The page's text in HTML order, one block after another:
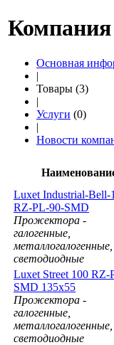
Компания
Основная
|
Товары (3)
|
Услуги (0)
|
Новости
Luxet Industrial-Bell-
RZ-PL-90-SMD
Прожектора -
галогенные,
металлогалогенные,
светодиодные
Luxet Street 100 RZ-
SMD 135x55
Прожектора -
галогенные,
металлогалогенные,
светодиодные